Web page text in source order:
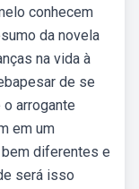
conhecem
da novela
na vida à
de se
arrogante
em um
diferentes e
será isso